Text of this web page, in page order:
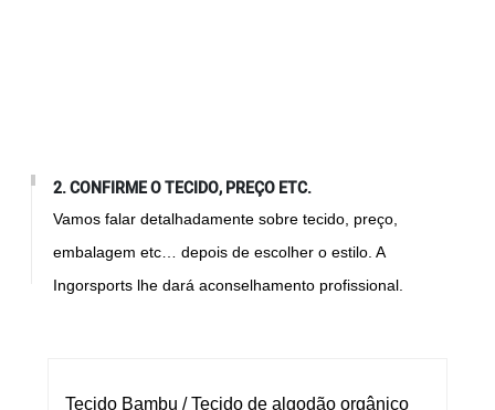
2. CONFIRME O TECIDO, PREÇO ETC.
Vamos falar detalhadamente sobre tecido, preço,
embalagem etc… depois de escolher o estilo. A
Ingorsports lhe dará aconselhamento profissional.
Tecido Bambu / Tecido de algodão orgânico